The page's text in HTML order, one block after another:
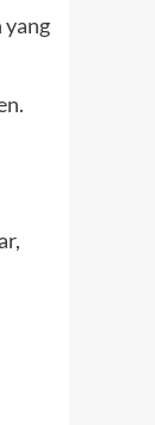
yang